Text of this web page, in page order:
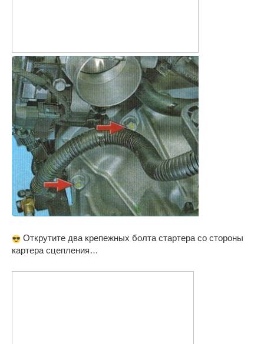
Открутите два крепежных болта стартера со стороны
картера сцепления…